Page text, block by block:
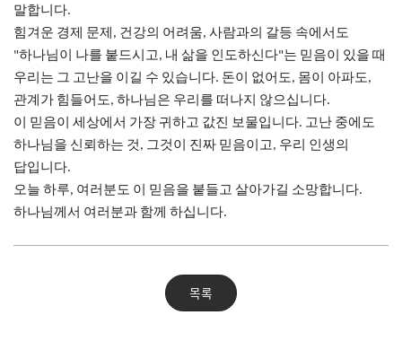
말합니다.
힘겨운 경제 문제 , 건강의 어려움, 사람과의 갈등 속에서도
"하나님이 나를 붙드시고 , 내 삶을 인도하신다"는 믿음이 있을 때
우리는 그 고난을 이길 수 있습니다. 돈이 없어도 , 몸이 아파도 ,
관계가 힘들어도 , 하나님은 우리를 떠나지 않으십니다.
이 믿음이 세상에서 가장 귀하고 값진 보물입니다. 고난 중에도
하나님을 신뢰하는 것 , 그것이 진짜 믿음이고 , 우리 인생의
답입니다.
오늘 하루, 여러분도 이 믿음을 붙들고 살아가길 소망합니다.
하나님께서 여러분과 함께 하십니다.
목록